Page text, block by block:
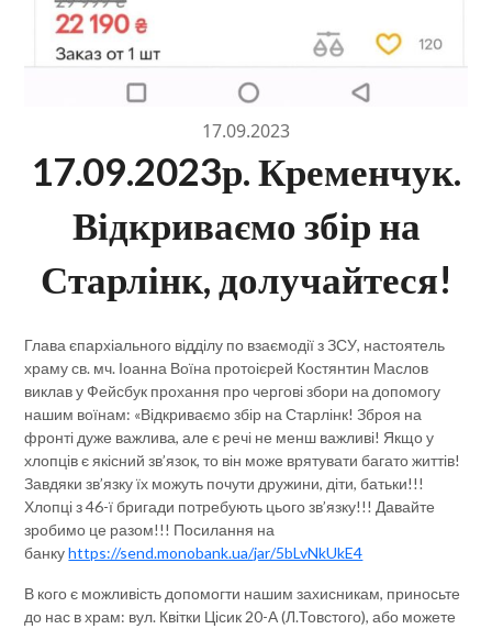
17.09.2023
17.09.2023р. Кременчук.
Відкриваємо збір на
Старлінк, долучайтеся!
Глава єпархіального відділу по взаємодії з ЗСУ, настоятель
храму св. мч. Іоанна Воїна протоієрей Костянтин Маслов
виклав у Фейсбук прохання про чергові збори на допомогу
нашим воїнам: «Відкриваємо збір на Старлінк! Зброя на
фронті дуже важлива, але є речі не менш важливі! Якщо у
хлопців є якісний зв’язок, то він може врятувати багато життів!
Завдяки зв’язку їх можуть почути дружини, діти, батьки!!!
Хлопці з 46-ї бригади потребують цього зв’язку!!! Давайте
зробимо це разом!!! Посилання на
банкуhttps://send.monobank.ua/jar/5bLvNkUkE4
В кого є можливість допомогти нашим захисникам, приносьте
до нас в храм: вул. Квітки Цісик 20-А (Л.Товстого), або можете